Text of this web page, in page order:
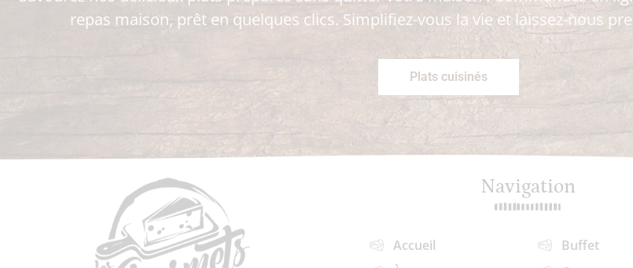
repas maison, prêt en quelques clics. Simplifiez-vous la vie et laissez-nous
Plats cuisinés
Navigation
Accueil
Buffet